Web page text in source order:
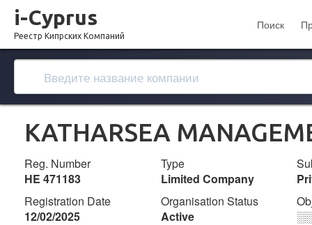
i-Cyprus
Реестр Кипрских Компаний
Поиск
KATHARSEA
Reg. Number
ΗΕ 471183
Type
Limited Company
Registration Date
12/02/2025
Organisation Status
Active